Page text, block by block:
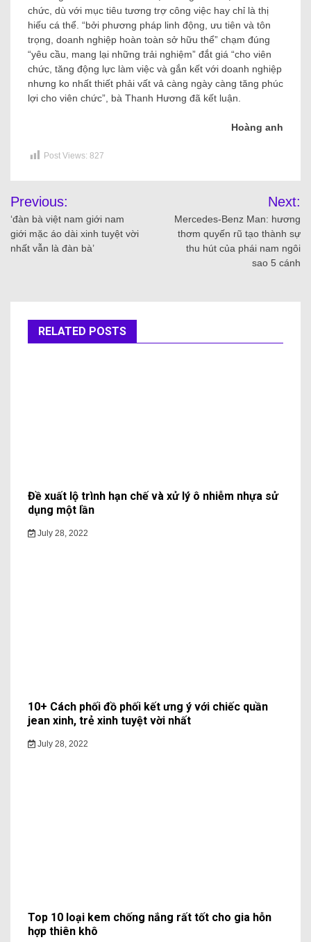
chức, dù với mục tiêu tương trợ công việc hay chỉ là thị
hiếu cá thể. “bởi phương pháp linh động, ưu tiên và tôn
trọng, doanh nghiệp hoàn toàn sở hữu thể” chạm đúng
“yêu cầu, mang lại những trải nghiệm” đắt giá “cho viên
chức, tăng động lực làm việc và gắn kết với doanh nghiệp
nhưng ko nhất thiết phải vất vả càng ngày càng tăng phúc
lợi cho viên chức”, bà Thanh Hương đã kết luận.
Hoàng anh
Post Views: 827
Previous:
‘đàn bà việt nam giới nam
giới mặc áo dài xinh tuyệt vời
nhất vẫn là đàn bà’
Next:
Mercedes-Benz Man: hương
thơm quyến rũ tạo thành sự
thu hút của phái nam ngôi
sao 5 cánh
RELATED POSTS
Đề xuất lộ trình hạn chế và xử lý ô nhiễm nhựa sử
dụng một lần
July 28, 2022
10+ Cách phối đồ phối kết ưng ý với chiếc quần
jean xinh, trẻ xinh tuyệt vời nhất
July 28, 2022
Top 10 loại kem chống nắng rất tốt cho gia hỗn
hợp thiên khô